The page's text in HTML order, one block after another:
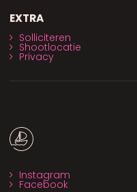
EXTRA
Solliciteren
Shootlocatie
Privacy
Instagram
Facebook